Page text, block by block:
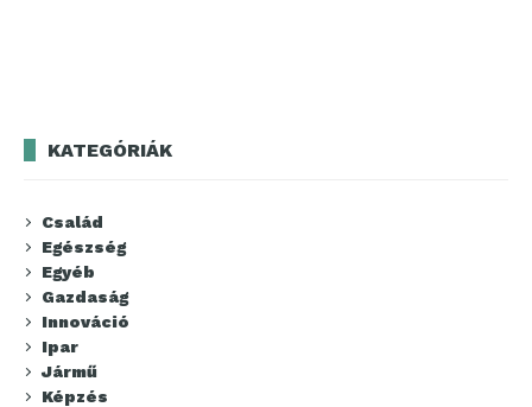
KATEGÓRIÁK
Család
Egészség
Egyéb
Gazdaság
Innováció
Ipar
Jármű
Képzés